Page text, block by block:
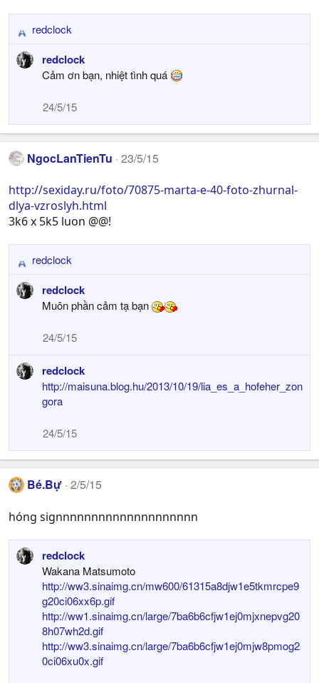
R
e
a
o
n
s
:
redclock
redclock
Cảm ơn bạn, nhiệt tình quá
24/5/15
NgocLanTienTu 23/5/15
http://sexiday.ru/foto/70875-marta-e-40-foto-zhurnal-
dlya-vzroslyh.html
3k6 x 5k5 luon @@!
R
e
a
n
redclock
redclock
Muôn phần cảm tạ bạn
24/5/15
redclock
http://maisuna.blog.hu/2013/10/19/lia_es_a_hofeher_zon
gora
24/5/15
Bé.Bự 2/5/15
hóng signnnnnnnnnnnnnnnnnnnn
redclock
Wakana Matsumoto
http://ww3.sinaimg.cn/mw600/61315a8djw1e5tkmrcpe9
g20ci06xx6p.gif
http://ww1.sinaimg.cn/large/7ba6b6cfjw1ej0mjxnepvg20
8h07wh2d.gif
http://ww3.sinaimg.cn/large/7ba6b6cfjw1ej0mjw8pmog2
0ci06xu0x.gif